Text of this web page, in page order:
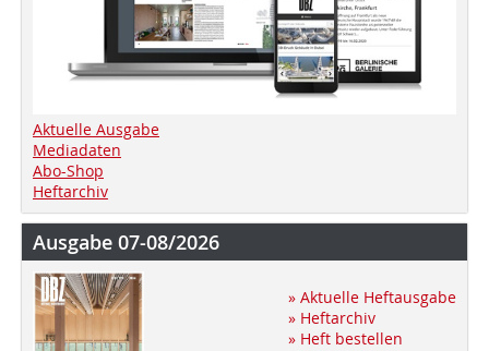
Aktuelle Ausgabe
Mediadaten
Abo-Shop
Heftarchiv
Ausgabe 07-08/2026
» Aktuelle Heftausgabe
» Heftarchiv
» Heft bestellen